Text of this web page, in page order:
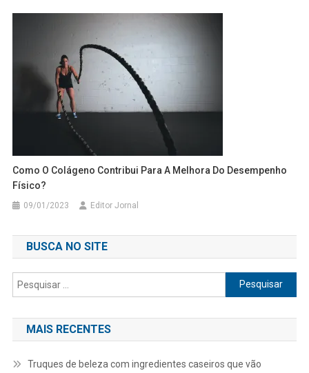
Como O Colágeno Contribui Para A Melhora Do Desempenho
Físico?
09/01/2023 Editor Jornal
BUSCA NO SITE
Pesquisar
por:
MAIS RECENTES
Truques de beleza com ingredientes caseiros que vão